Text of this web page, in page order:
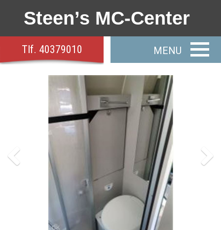
Steen’s MC-Center
Tlf. 40379010